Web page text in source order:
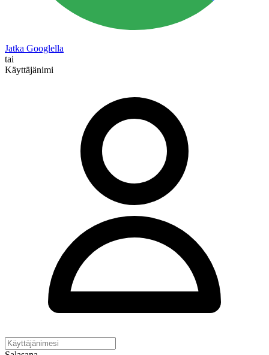
Jatka Googlella
tai
Käyttäjänimi